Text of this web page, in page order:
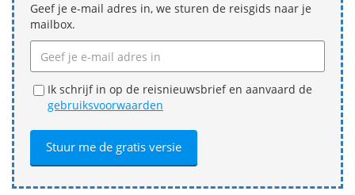
Geef je e-mail adres in, we sturen de reisgids naar je
mailbox.
Ik schrijf in op de reisnieuwsbrief en aanvaard de
gebruiksvoorwaarden